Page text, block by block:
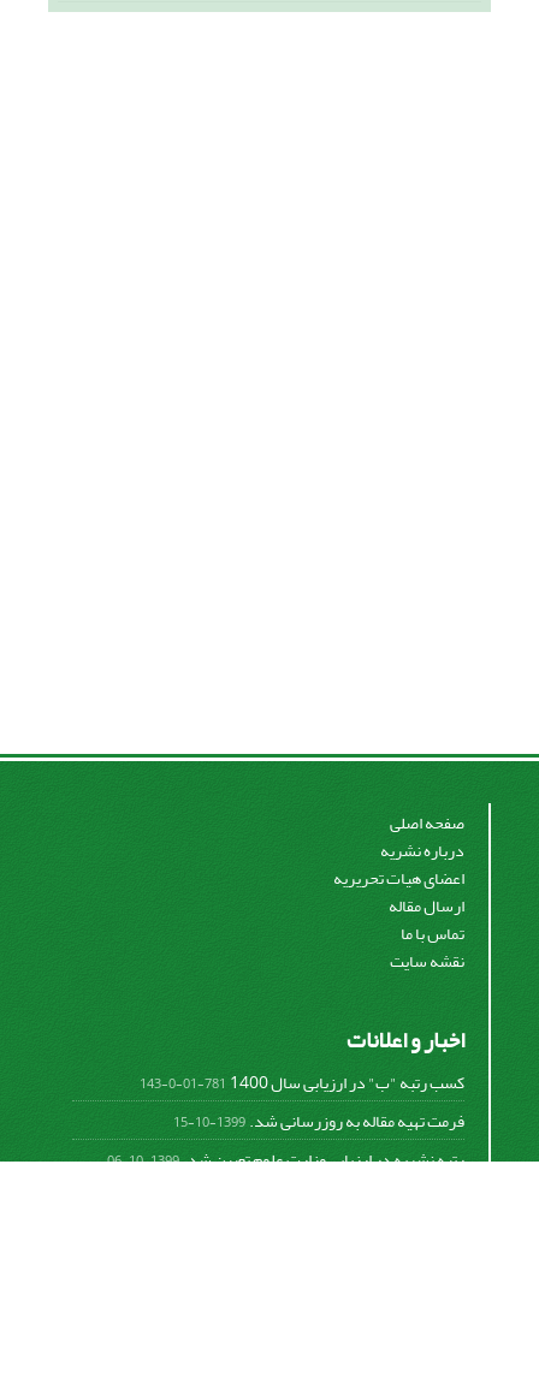
صفحه اصلی
درباره نشریه
اعضای هیات تحریریه
ارسال مقاله
تماس با ما
نقشه سایت
اخبار و اعلانات
کسب رتبه "ب" در ارزیابی سال 1400 781-01-0-143
فرمت تهیه مقاله به روزرسانی شد.1399-10-15
رتبه نشریه در ارزیابی وزارت علوم تعیین شد.1399-10-06